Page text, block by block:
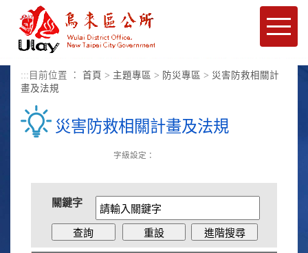
進入內容區塊
Toggle
::: 目前位置 ： 首頁 > 主題專區 > 防災專區 > 災害防救相關計
畫及法規
災害防救相關計畫及法規
字級設定：
關鍵字